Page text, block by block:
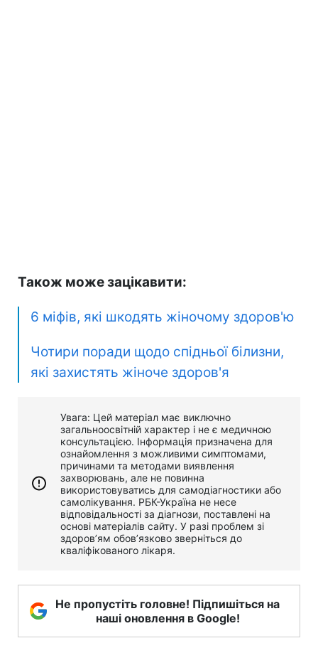
Також може зацікавити:
6 міфів, які шкодять жіночому здоров'ю
Чотири поради щодо спідньої білизни,
які захистять жіноче здоров'я
Увага: Цей матеріал має виключно
загальноосвітній характер і не є медичною
консультацією. Інформація призначена для
ознайомлення з можливими симптомами,
причинами та методами виявлення
захворювань, але не повинна
використовуватись для самодіагностики або
самолікування. РБК-Україна не несе
відповідальності за діагнози, поставлені на
основі матеріалів сайту. У разі проблем зі
здоров’ям обов’язково зверніться до
кваліфікованого лікаря.
Не пропустіть головне! Підпишіться на
наші оновлення в Google!